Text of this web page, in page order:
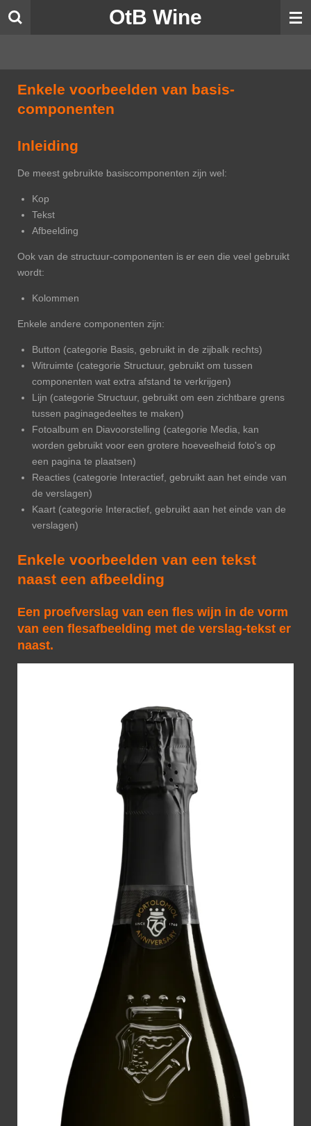
Ga
OtB Wine
Enkele voorbeelden van basis-
componenten
Inleiding
De meest gebruikte basiscomponenten zijn wel:
Kop
Tekst
Afbeelding
Ook van de structuur-componenten is er een die veel gebruikt
wordt:
Kolommen
Enkele andere componenten zijn:
Button (categorie Basis, gebruikt in de zijbalk rechts)
Witruimte (categorie Structuur, gebruikt om tussen
componenten wat extra afstand te verkrijgen)
Lijn (categorie Structuur, gebruikt om een zichtbare grens
tussen paginagedeeltes te maken)
Fotoalbum en Diavoorstelling (categorie Media, kan
worden gebruikt voor een grotere hoeveelheid foto's op
een pagina te plaatsen)
Reacties (categorie Interactief, gebruikt aan het einde van
de verslagen)
Kaart (categorie Interactief, gebruikt aan het einde van de
verslagen)
Enkele voorbeelden van een tekst
naast een afbeelding
Een proefverslag van een fles wijn in de vorm
van een flesafbeelding met de verslag-tekst er
naast.